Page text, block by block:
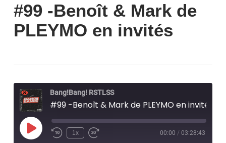
#99 -Benoît & Mark de
PLEYMO en invités
Bang!Bang! RSTLSS
#99 -Benoît & Mark de PLEYMO en invités
Play
Episode Rewind
1x
Fast
00:00 / 03:28:43